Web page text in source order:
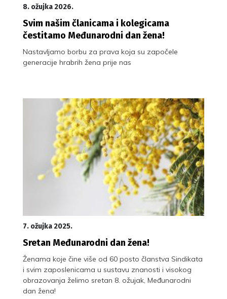
8. ožujka 2026.
Svim našim članicama i kolegicama
čestitamo Međunarodni dan žena!
Nastavljamo borbu za prava koja su započele
generacije hrabrih žena prije nas
7. ožujka 2025.
Sretan Međunarodni dan žena!
Ženama koje čine više od 60 posto članstva Sindikata
i svim zaposlenicama u sustavu znanosti i visokog
obrazovanja želimo sretan 8. ožujak, Međunarodni
dan žena!